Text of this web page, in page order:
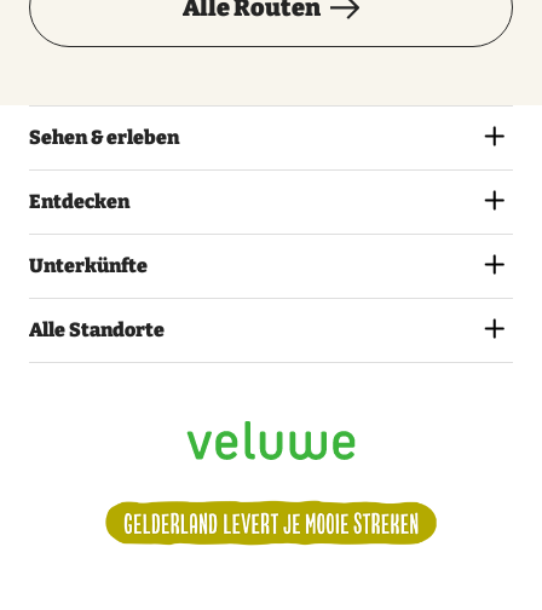
Alle Routen
Sehen & erleben
Entdecken
Unterkünfte
Alle Standorte